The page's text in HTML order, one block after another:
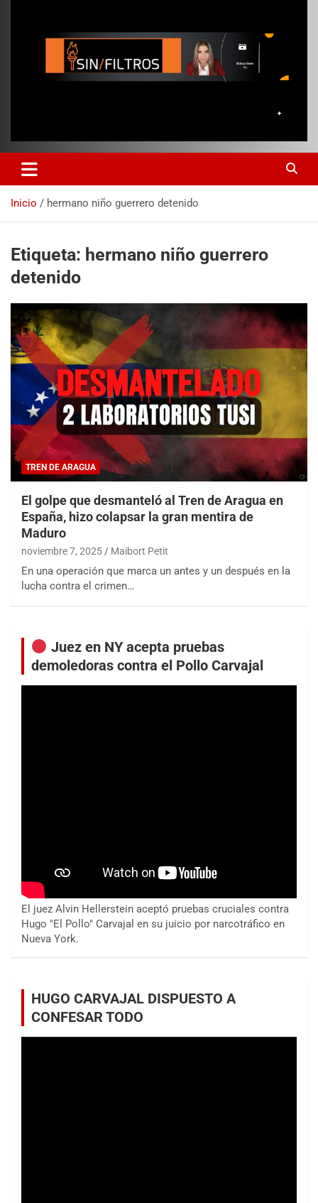
Inicio hermano niño guerrero detenido
Etiqueta: hermano niño guerrero
detenido
TREN DE ARAGUA
El golpe que desmanteló al Tren de Aragua en
España, hizo colapsar la gran mentira de
Maduro
noviembre 7, 2025 Maibort Petit
En una operación que marca un antes y un después en la
lucha contra el crimen…
Juez en NY acepta pruebas
demoledoras contra el Pollo Carvajal
El juez Alvin Hellerstein aceptó pruebas cruciales contra
Hugo "El Pollo" Carvajal en su juicio por narcotráfico en
Nueva York.
HUGO CARVAJAL DISPUESTO A
CONFESAR TODO